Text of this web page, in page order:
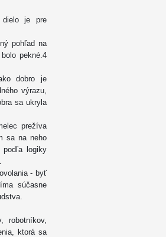
dielo je pre
pohľad na
pekné.4
dobro je
výrazu,
sa ukryla
prežíva
sa na neho
logiky
- byť
súčasne
robotníkov,
ktorá sa